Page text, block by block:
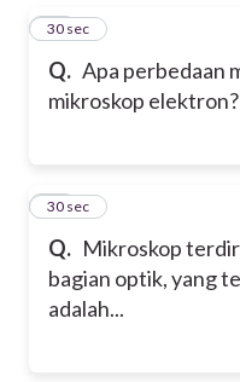
Q. Apa perbedaan
mikroskop elektron?
15
30 sec
Q. Mikroskop
bagian optik, yang
adalah...
16
30 sec